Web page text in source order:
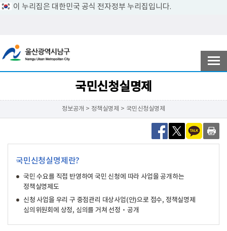
이 누리집은 대한민국 공식 전자정부 누리집입니다.
참여ㆍ소통
남구소개
정보공개
정보공개 > 정책실명제 > 국민신청실명제
국민신청실명제
국민신청실명제란?
국민 수요를 직접 반영하여 국민 신청에 따라 사업을 공개하는
정책실명제도
신청 사업을 우리 구 중점관리 대상사업(안)으로 접수, 정책실명제
심의위원회에 상정, 심의를 거쳐 선정‧공개